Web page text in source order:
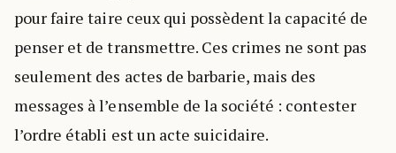
pour faire taire ceux qui possèdent la capacité de
penser et de transmettre. Ces crimes ne sont pas
seulement des actes de barbarie, mais des
messages à l’ensemble de la société : contester
l’ordre établi est un acte suicidaire.